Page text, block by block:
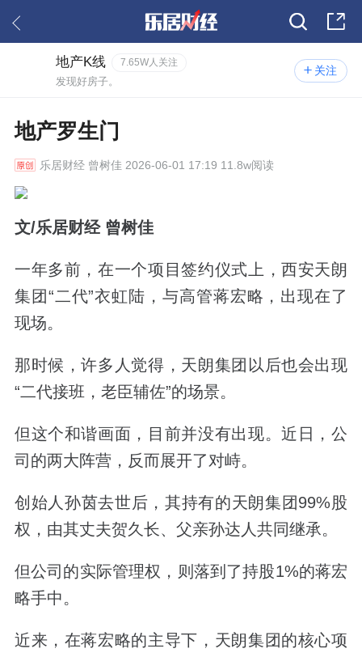
关注
地产K线 7.65W人关注
发现好房子。
地产罗生门
乐居财经曾树佳 2026-06-01 17:19 11.8w阅读
文/乐居财经 曾树佳
一年多前，在一个项目签约仪式上，西安天朗
集团“二代”衣虹陆，与高管蒋宏略，出现在了
现场。
那时候，许多人觉得，天朗集团以后也会出现
“二代接班，老臣辅佐”的场景。
但这个和谐画面，目前并没有出现。近日，公
司的两大阵营，反而展开了对峙。
创始人孙茵去世后，其持有的天朗集团99%股
权，由其丈夫贺久长、父亲孙达人共同继承。
但公司的实际管理权，则落到了持股1%的蒋宏
略手中。
近来， 在蒋宏略的主导下，天朗集团的核心项